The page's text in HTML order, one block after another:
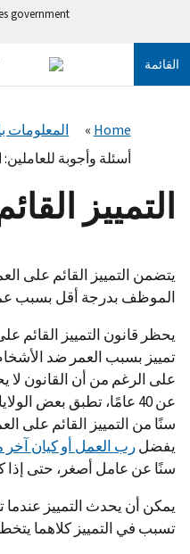
government
القائمة
Home
المعلومات
أسئلة وأجوبة
التمييز
يتضمن التمييز القائم على
الموظف بدرجة أقل بسبب
على الرغم من أن القانون لا
عن 40 عامًا، تطبق بعض
سنًا من التمييز القائم على
يفضلرب العمل أو كيان
سنًا عن عامل أصغر، حتى إذا كانا كلاهما
يمكن أن يحدث التمييز
تسبب في التمييز كلاهما يتخطيان 40